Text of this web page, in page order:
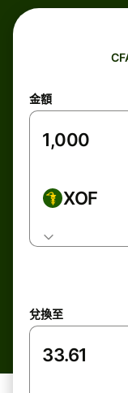
金額
XOF
兌換至